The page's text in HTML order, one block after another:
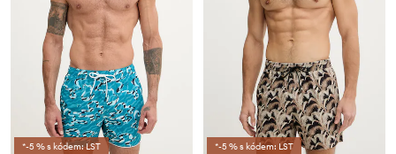
*-5 % s kódem: LST *-5 % s kódem: LST